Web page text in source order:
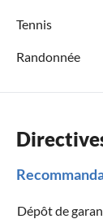
Tennis
Randonnée
Dépôt de